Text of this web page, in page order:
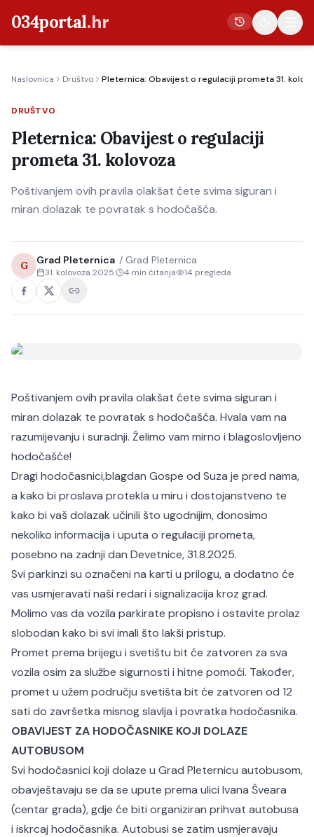
034portal.hr
Crna kronika
Poljoprivreda
Politika
Gospodarstvo
Život
Kultura
Sport
Naslovnica Društvo Pleternica: Obavijest o regulaciji prometa 31.
DRUŠTVO
Pleternica: Obavijest o regulaciji
prometa 31. kolovoza
Poštivanjem ovih pravila olakšat ćete svima siguran i
miran dolazak te povratak s hodočašća.
G Grad Pleternica / Grad Pleternica
31. kolovoza 2025. 4 min čitanja 14 pregleda
Poštivanjem ovih pravila olakšat ćete svima siguran i
miran dolazak te povratak s hodočašća. Hvala vam na
razumijevanju i suradnji. Želimo vam mirno i blagoslovljeno
hodočašće!
Dragi hodočasnici,blagdan Gospe od Suza je pred nama,
a kako bi proslava protekla u miru i dostojanstveno te
kako bi vaš dolazak učinili što ugodnijim, donosimo
nekoliko informacija i uputa o regulaciji prometa,
posebno na zadnji dan Devetnice, 31.8.2025.
Svi parkinzi su označeni na karti u prilogu, a dodatno će
vas usmjeravati naši redari i signalizacija kroz grad.
Molimo vas da vozila parkirate propisno i ostavite prolaz
slobodan kako bi svi imali što lakši pristup.
Promet prema brijegu i svetištu bit će zatvoren za sva
vozila osim za službe sigurnosti i hitne pomoći. Također,
promet u užem području svetišta bit će zatvoren od 12
sati do završetka misnog slavlja i povratka hodočasnika.
OBAVIJEST ZA HODOČASNIKE KOJI DOLAZE
AUTOBUSOM
Svi hodočasnici koji dolaze u Grad Pleternicu autobusom,
obavještavaju se da se upute prema ulici Ivana Šveara
(centar grada), gdje će biti organiziran prihvat autobusa
i iskrcaj hodočasnika. Autobusi se zatim usmjeravaju